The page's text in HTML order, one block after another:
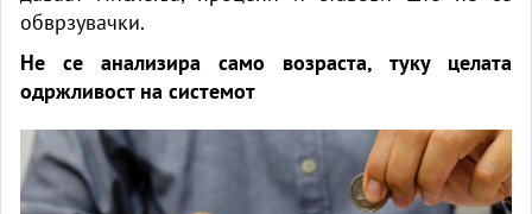
обврзувачки.
Не се анализира само возраста, туку целата
одржливост на системот